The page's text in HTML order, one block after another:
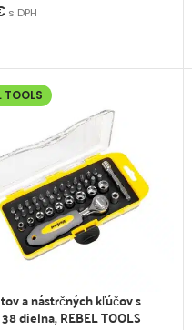
s DPH
TOOLS
a nástrčných kľúčov s
dielna, REBEL TOOLS